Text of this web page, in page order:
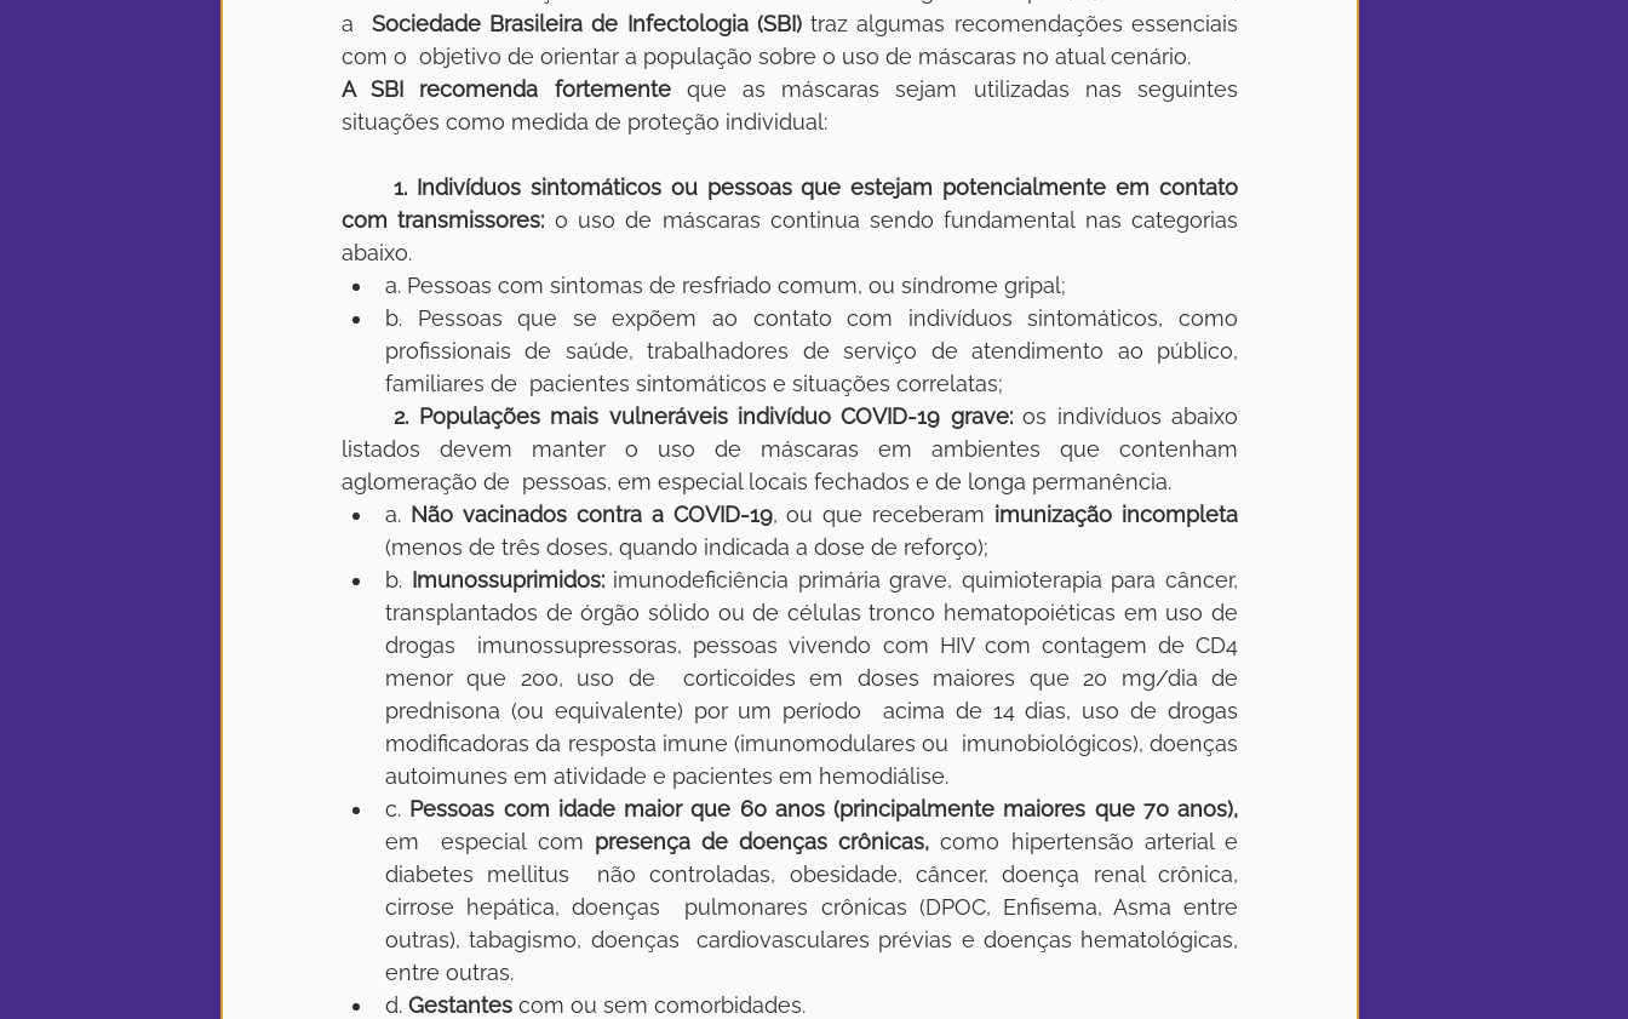
a Sociedade Brasileira de Infectologia (SBI) traz algumas recomendações essenciais
com o  objetivo de orientar a população sobre o uso de máscaras no atual cenário.
A SBI recomenda fortemente que as máscaras sejam utilizadas nas seguintes
situações como medida de proteção individual:
1. Indivíduos sintomáticos ou pessoas que estejam potencialmente em contato
com transmissores: o uso de máscaras continua sendo fundamental nas categorias
abaixo.
a. Pessoas com sintomas de resfriado comum, ou síndrome gripal;
b. Pessoas que se expõem ao contato com indivíduos sintomáticos, como
profissionais de saúde, trabalhadores de serviço de atendimento ao público,
familiares de  pacientes sintomáticos e situações correlatas;
2. Populações mais vulneráveis indivíduo COVID-19 grave: os indivíduos abaixo
listados devem manter o uso de máscaras em ambientes que contenham
aglomeração de  pessoas, em especial locais fechados e de longa permanência.
a. Não vacinados contra a COVID-19, ou que receberam imunização incompleta
(menos de três doses, quando indicada a dose de reforço);
b. Imunossuprimidos: imunodeficiência primária grave, quimioterapia para câncer,
transplantados de órgão sólido ou de células tronco hematopoiéticas em uso de
drogas  imunossupressoras, pessoas vivendo com HIV com contagem de CD4
menor que 200, uso de  corticoides em doses maiores que 20 mg/dia de
prednisona (ou equivalente) por um período  acima de 14 dias, uso de drogas
modificadoras da resposta imune (imunomodulares ou  imunobiológicos), doenças
autoimunes em atividade e pacientes em hemodiálise.
c. Pessoas com idade maior que 60 anos (principalmente maiores que 70 anos),
em  especial com presença de doenças crônicas, como hipertensão arterial e
diabetes mellitus  não controladas, obesidade, câncer, doença renal crônica,
cirrose hepática, doenças  pulmonares crônicas (DPOC, Enfisema, Asma entre
outras), tabagismo, doenças  cardiovasculares prévias e doenças hematológicas,
entre outras.
d. Gestantes com ou sem comorbidades.